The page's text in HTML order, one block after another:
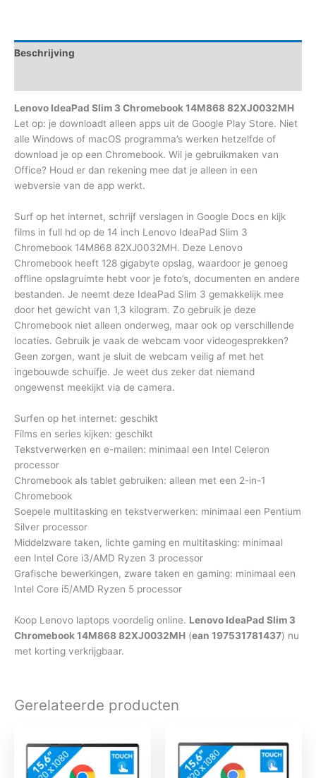
Beschrijving
Lenovo IdeaPad Slim 3 Chromebook 14M868 82XJ0032MH
Let op: je downloadt alleen apps uit de Google Play Store. Niet
alle Windows of macOS programma’s werken hetzelfde of
download je op een Chromebook. Wil je gebruikmaken van
Office? Houd er dan rekening mee dat je alleen in een
webversie van de app werkt.
Surf op het internet, schrijf verslagen in Google Docs en kijk
films in full hd op de 14 inch Lenovo IdeaPad Slim 3
Chromebook 14M868 82XJ0032MH. Deze Lenovo
Chromebook heeft 128 gigabyte opslag, waardoor je genoeg
offline opslagruimte hebt voor je foto’s, documenten en andere
bestanden. Je neemt deze IdeaPad Slim 3 gemakkelijk mee
door het gewicht van 1,3 kilogram. Zo gebruik je deze
Chromebook niet alleen onderweg, maar ook op verschillende
locaties. Gebruik je vaak de webcam voor videogesprekken?
Geen zorgen, want je sluit de webcam veilig af met het
ingebouwde schuifje. Je weet dus zeker dat niemand
ongewenst meekijkt via de camera.
Surfen op het internet: geschikt
Films en series kijken: geschikt
Tekstverwerken en e-mailen: minimaal een Intel Celeron
processor
Chromebook als tablet gebruiken: alleen met een 2-in-1
Chromebook
Soepele multitasking en tekstverwerken: minimaal een Pentium
Silver processor
Middelzware taken, lichte gaming en multitasking: minimaal
een Intel Core i3/AMD Ryzen 3 processor
Grafische bewerkingen, zware taken en gaming: minimaal een
Intel Core i5/AMD Ryzen 5 processor
Koop Lenovo laptops voordelig online. Lenovo IdeaPad Slim 3
Chromebook 14M868 82XJ0032MH (ean 197531781437) nu
met korting verkrijgbaar.
Gerelateerde producten